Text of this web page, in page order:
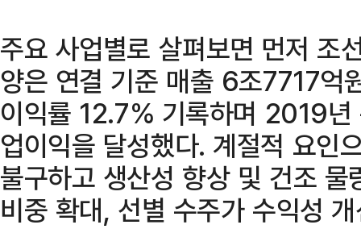
주요 사업별로 살펴보면 먼저 조
양은 연결 기준 매출 6조7717
이익률 12.7% 기록하며 2019년
업이익을 달성했다. 계절적 요인
불구하고 생산성 향상 및 건조
비중 확대, 선별 수주가 수익성